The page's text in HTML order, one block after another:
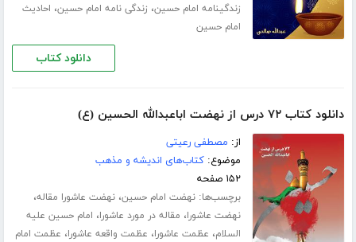
زندگینامه امام حسین، زندگی نامه امام حسین، احادیث
امام حسین
دانلود کتاب
دانلود کتاب ۷۲ درس از نهضت اباعبدالله الحسین (ع)
از: مصطفی رعیتی
موضوع:کتاب‌های اندیشه و مذهب
۱۵۲ صفحه
برچسب‌ها:نهضت امام حسین،نهضت عاشورا مقاله،
نهضت عاشورا، مقاله در مورد عاشورا، امام حسین علیه
السلام، عظمت عاشورا، عظمت واقعه عاشورا، عظمت امام